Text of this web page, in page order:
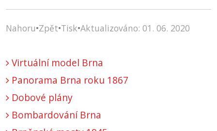
Nahoru•Zpět•Tisk•Aktualizováno: 01. 06. 2020
Virtuální model Brna
Panorama Brna roku 1867
Dobové plány
Bombardování Brna